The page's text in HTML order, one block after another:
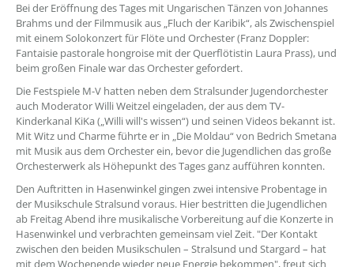
Bei der Eröffnung des Tages mit Ungarischen Tänzen von Johannes
Brahms und der Filmmusik aus „Fluch der Karibik“, als Zwischenspiel
mit einem Solokonzert für Flöte und Orchester (Franz Doppler:
Fantaisie pastorale hongroise mit der Querflötistin Laura Prass), und
beim großen Finale war das Orchester gefordert.
Die Festspiele M-V hatten neben dem Stralsunder Jugendorchester
auch Moderator Willi Weitzel eingeladen, der aus dem TV-
Kinderkanal KiKa („Willi will's wissen“) und seinen Videos bekannt ist.
Mit Witz und Charme führte er in „Die Moldau“ von Bedrich Smetana
mit Musik aus dem Orchester ein, bevor die Jugendlichen das große
Orchesterwerk als Höhepunkt des Tages ganz aufführen konnten.
Den Auftritten in Hasenwinkel gingen zwei intensive Probentage in
der Musikschule Stralsund voraus. Hier bestritten die Jugendlichen
ab Freitag Abend ihre musikalische Vorbereitung auf die Konzerte in
Hasenwinkel und verbrachten gemeinsam viel Zeit. "Der Kontakt
zwischen den beiden Musikschulen – Stralsund und Stargard – hat
mit dem Wochenende wieder neue Energie bekommen", freut sich